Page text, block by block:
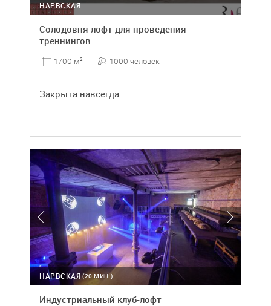
НАРВСКАЯ
Солодовня лофт для проведения
треннингов
1700 м2 1000 человек
Закрыта навсегда
(20 МИН.)
НАРВСКАЯ
Индустриальный клуб-лофт